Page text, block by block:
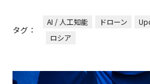
タグ：
AI / 人工知能 ドローン
ロシア